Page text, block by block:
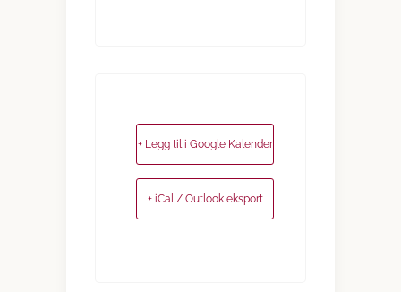
+ Legg til i Google Kalender
+ iCal / Outlook eksport